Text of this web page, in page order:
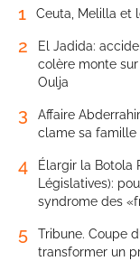
1 Ceuta, Melilla et
2
El Jadida:
colère monte
Oulja
3
Affaire
clame sa famille
4
Élargir la Botola
Législatives):
syndrome des
5
Tribune. Coupe
transformer un